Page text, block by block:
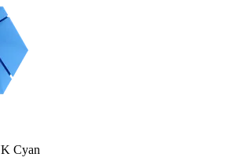
Cyan